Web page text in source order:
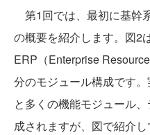
第1回では、最初に基幹
の概要を紹介します。図2
ERP（Enterprise
分のモジュール構成です
と多くの機能モジュール
成されますが、図で紹介